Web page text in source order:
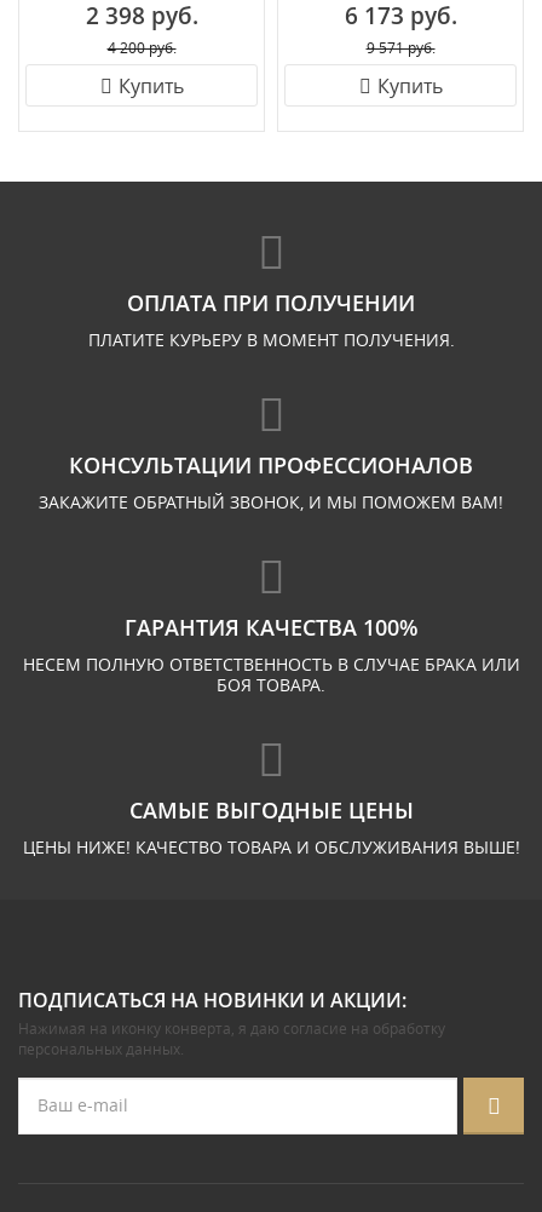
2 398 руб.
4 200 руб.
Купить
6 173 руб.
9 571 руб.
Купить
ОПЛАТА ПРИ ПОЛУЧЕНИИ
ПЛАТИТЕ КУРЬЕРУ В МОМЕНТ ПОЛУЧЕНИЯ.
КОНСУЛЬТАЦИИ ПРОФЕССИОНАЛОВ
ЗАКАЖИТЕ ОБРАТНЫЙ ЗВОНОК, И МЫ ПОМОЖЕМ ВАМ!
ГАРАНТИЯ КАЧЕСТВА 100%
НЕСЕМ ПОЛНУЮ ОТВЕТСТВЕННОСТЬ В СЛУЧАЕ БРАКА ИЛИ
БОЯ ТОВАРА.
САМЫЕ ВЫГОДНЫЕ ЦЕНЫ
ЦЕНЫ НИЖЕ! КАЧЕСТВО ТОВАРА И ОБСЛУЖИВАНИЯ ВЫШЕ!
ПОДПИСАТЬСЯ НА НОВИНКИ И АКЦИИ:
Нажимая на иконку конверта, я даю согласие на обработку
персональных данных.